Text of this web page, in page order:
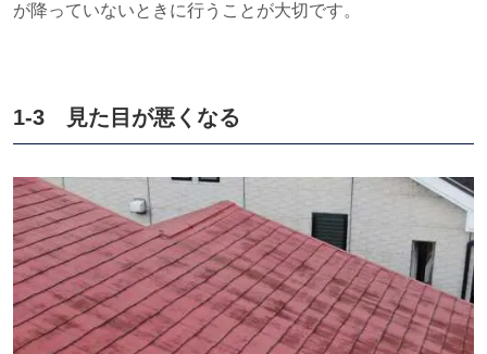
が降っていないときに行うことが大切です。
1-3 見た目が悪くなる